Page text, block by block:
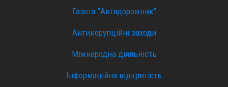
Газета "Автодорожник"
Антикорупційні заходи
Міжнародна діяльність
Інформаційна відкритість